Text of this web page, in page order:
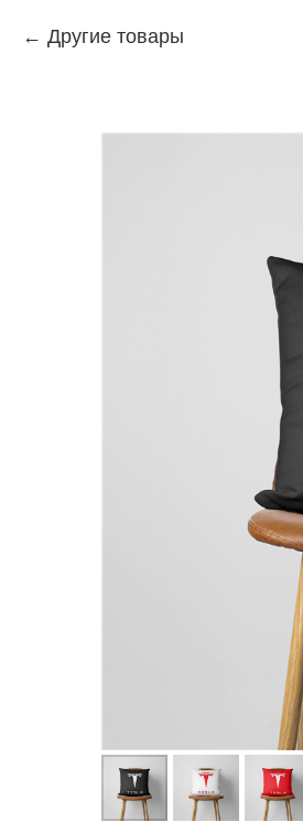
Другие товары